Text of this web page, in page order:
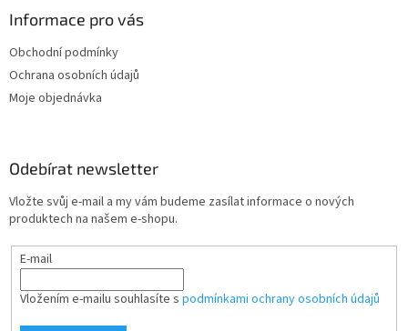
Informace pro vás
Obchodní podmínky
Ochrana osobních údajů
Moje objednávka
Odebírat newsletter
Vložte svůj e-mail a my vám budeme zasílat informace o nových
produktech na našem e-shopu.
E-mail
Vložením e-mailu souhlasíte s podmínkami ochrany osobních údajů